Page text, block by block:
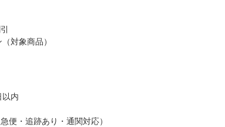
対象商品）
以内
便・追跡あり・通関対応）